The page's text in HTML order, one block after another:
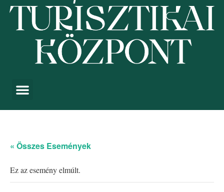
« Összes Események
Ez az esemény elmúlt.